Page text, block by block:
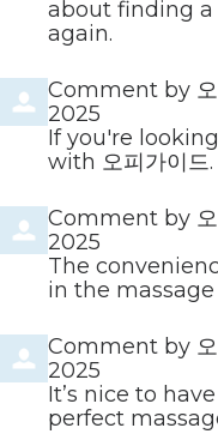
about finding a
again.
Comment by
2025
If you're
with 오피가이드.
Comment by
2025
The
in the
Comment by
2025
It’s nice to
perfect